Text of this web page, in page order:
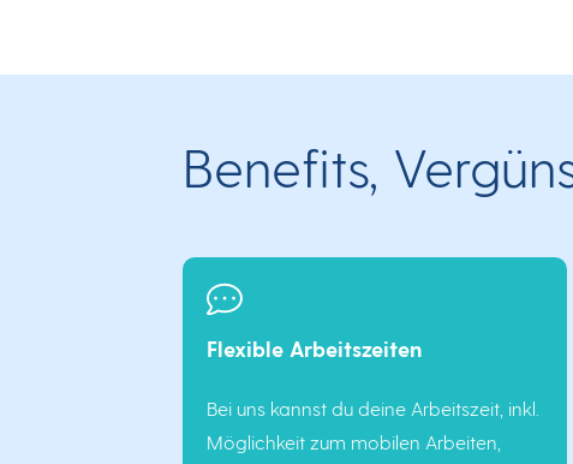
Benefits,
Flexible Arbeitszeiten
Bei uns kannst du deine Arbeitszeit, inkl.
Möglichkeit zum mobilen Arbeiten,